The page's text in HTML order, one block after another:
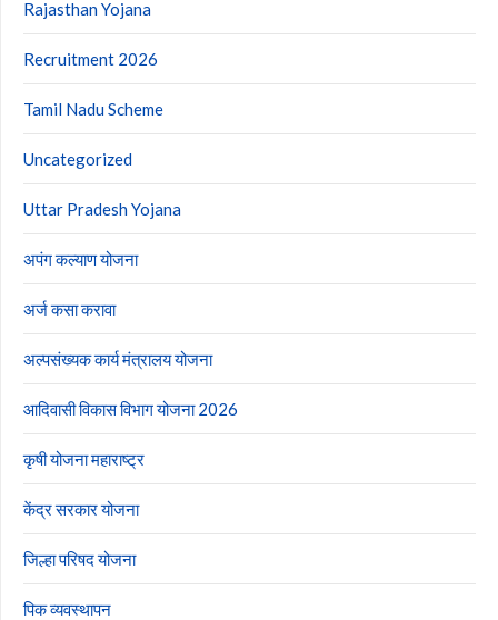
Rajasthan Yojana
Recruitment 2026
Tamil Nadu Scheme
Uncategorized
Uttar Pradesh Yojana
अपंग कल्याण योजना
अर्ज कसा करावा
अल्पसंख्यक कार्य मंत्रालय योजना
आदिवासी विकास विभाग योजना 2026
कृषी योजना महाराष्ट्र
केंद्र सरकार योजना
जिल्हा परिषद योजना
पिक व्यवस्थापन